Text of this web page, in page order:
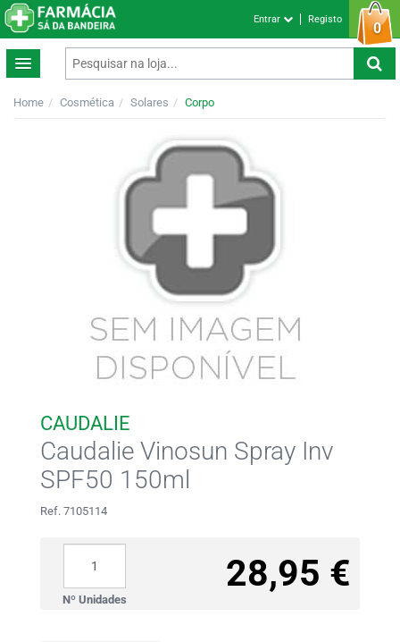
0
Entrar Registo
Home Cosmética Solares Corpo
CAUDALIE
Caudalie Vinosun Spray Inv
SPF50 150ml
Ref. 7105114
28,95 €
Nº Unidades